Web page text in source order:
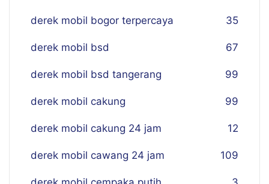
derek mobil bogor terpercaya 35
derek mobil bsd 67
derek mobil bsd tangerang 99
derek mobil cakung 99
derek mobil cakung 24 jam 12
derek mobil cawang 24 jam 109